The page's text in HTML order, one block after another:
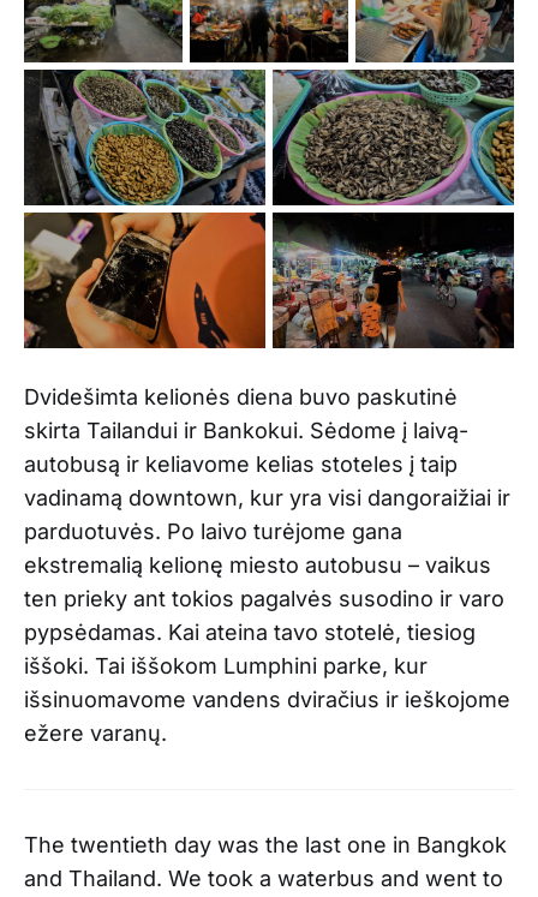
Dvidešimta kelionės diena buvo paskutinė
skirta Tailandui ir Bankokui. Sėdome į laivą-
autobusą ir keliavome kelias stoteles į taip
vadinamą downtown, kur yra visi dangoraižiai ir
parduotuvės. Po laivo turėjome gana
ekstremalią kelionę miesto autobusu – vaikus
ten prieky ant tokios pagalvės susodino ir varo
pypsėdamas. Kai ateina tavo stotelė, tiesiog
iššoki. Tai iššokom Lumphini parke, kur
išsinuomavome vandens dviračius ir ieškojome
ežere varanų.
The twentieth day was the last one in Bangkok
and Thailand. We took a waterbus and went to